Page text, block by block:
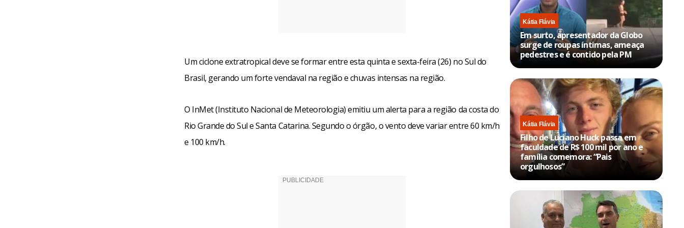
Um ciclone extratropical deve se formar entre esta quinta e sexta-feira (26) no Sul do
Brasil, gerando um forte vendaval na região e chuvas intensas na região.
O InMet (Instituto Nacional de Meteorologia) emitiu um alerta para a região da costa do
Rio Grande do Sul e Santa Catarina. Segundo o órgão, o vento deve variar entre 60 km/h
e 100 km/h.
Kátia Flávia
Em surto, apresentador da Globo
surge de roupas íntimas, ameaça
pedestres e é contido pela PM
Kátia Flávia
Filho de Luciano Huck passa em
faculdade de R$ 100 mil por ano e
família comemora: “Pais
orgulhosos”